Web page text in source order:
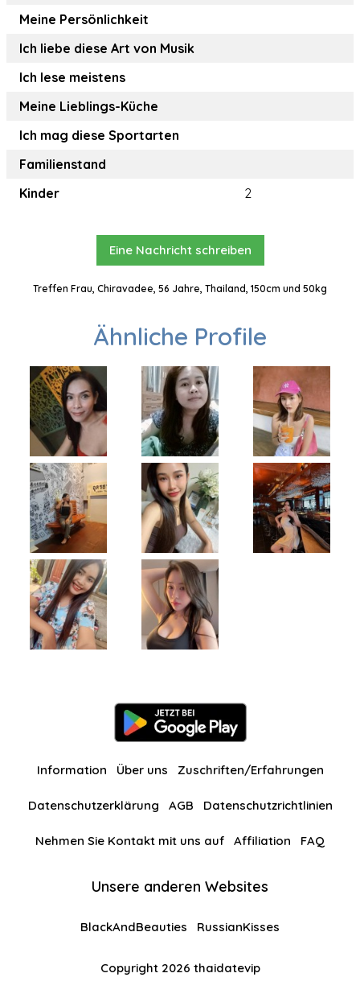
Meine Persönlichkeit
Ich liebe diese Art von Musik
Ich lese meistens
Meine Lieblings-Küche
Ich mag diese Sportarten
Familienstand
Kinder
2
Eine Nachricht schreiben
Treffen Frau, Chiravadee, 56 Jahre, Thailand, 150cm und 50kg
Ähnliche Profile
Information Über uns Zuschriften/Erfahrungen
Datenschutzerklärung AGB Datenschutzrichtlinien
Nehmen Sie Kontakt mit uns auf Affiliation FAQ
Unsere anderen Websites
BlackAndBeauties RussianKisses
Copyright 2026 thaidatevip